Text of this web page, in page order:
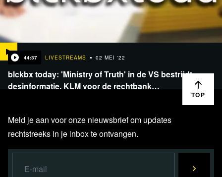
44:37 LIVESTREAMS 02 MEI '22
blckbx today: 'Ministry of Truth' in de VS bestrijdt
desinformatie, KLM voor de rechtbank…
TOP
Meld je aan voor onze nieuwsbrief om updates
rechtstreeks in je inbox te ontvangen.